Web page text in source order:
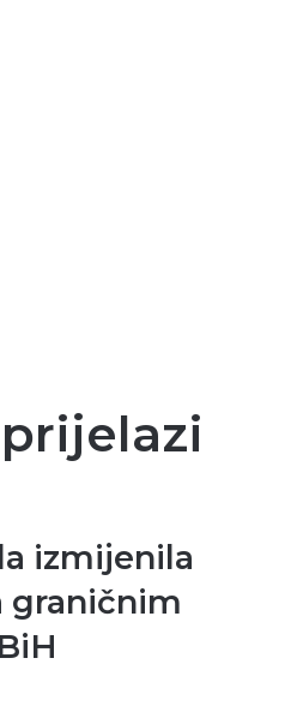
izmijenila
graničnim